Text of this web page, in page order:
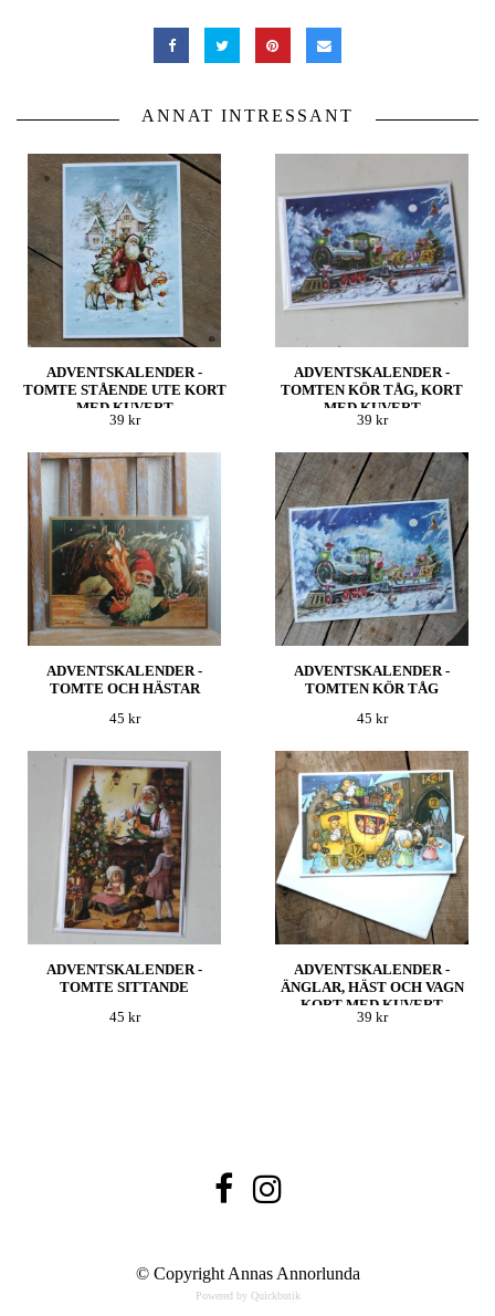
ANNAT INTRESSANT
ADVENTSKALENDER -
TOMTE STÅENDE UTE KORT
MED KUVERT
39 kr
ADVENTSKALENDER -
TOMTEN KÖR TÅG, KORT
MED KUVERT
39 kr
ADVENTSKALENDER -
TOMTE OCH HÄSTAR
45 kr
ADVENTSKALENDER -
TOMTEN KÖR TÅG
45 kr
ADVENTSKALENDER -
TOMTE SITTANDE
45 kr
ADVENTSKALENDER -
ÄNGLAR, HÄST OCH VAGN
KORT MED KUVERT
39 kr
© Copyright Annas Annorlunda
Powered by Quickbutik